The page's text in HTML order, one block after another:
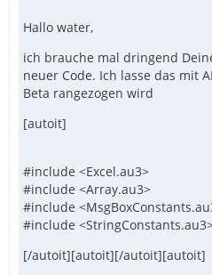
Hallo water,
ich brauche mal dringend
neuer Code. Ich lasse das mit
Beta rangezogen wird
[autoit]
#include <Excel.au3>
#include <Array.au3>
#include
#include
[/autoit][autoit][/autoit][autoit]